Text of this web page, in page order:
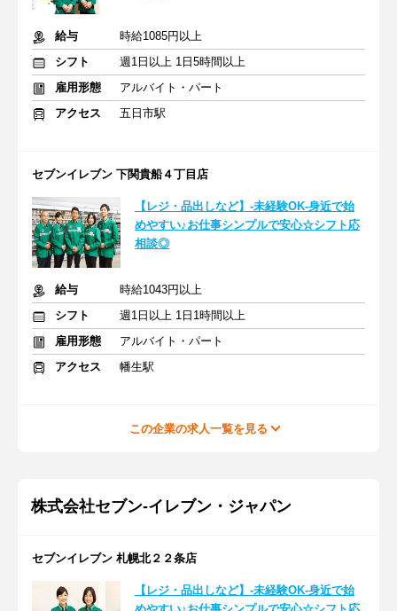
給与
時給1085円以上
シフト
週1日以上 1日5時間以上
雇用形態
アルバイト・パート
アクセス
五日市駅
セブンイレブン 下関貴船４丁目店
【レジ・品出しなど】-未経験OK-身近で始
めやすい♪お仕事シンプルで安心☆シフト応
相談◎
給与
時給1043円以上
シフト
週1日以上 1日1時間以上
雇用形態
アルバイト・パート
アクセス
幡生駅
この企業の求人一覧を見る
株式会社セブン-イレブン・ジャパン
セブンイレブン 札幌北２２条店
【レジ・品出しなど】-未経験OK-身近で始